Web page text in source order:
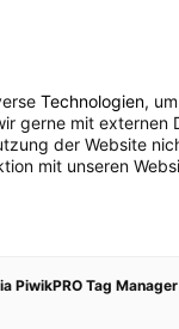
der
erledigt
auf elektrifizierten
Carsharingdienst
zur Verfügung zu
des Klima-
die Anzahl der
Technologien,
gerne mit externen
der Website
mit unseren
PiwikPRO Tag Manager